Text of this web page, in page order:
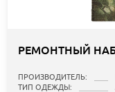
РЕМОНТНЫЙ
ПРОИЗВОДИТЕЛЬ:
ТИП ОДЕЖДЫ: